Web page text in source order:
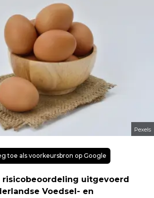
Pexels
toe als voorkeursbron op Google
risicobeoordeling uitgevoerd
Voedsel- en